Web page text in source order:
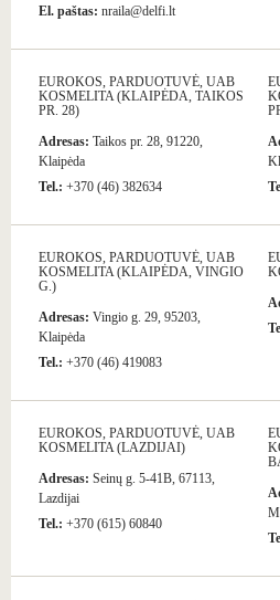
El. paštas: nraila@delfi.lt
EUROKOS, PARDUOTUVĖ, UAB
KOSMELITA (KLAIPĖDA, TAIKOS
PR. 28)
Adresas: Taikos pr. 28, 91220,
Klaipėda
Tel.: +370 (46) 382634
EUROKOS, PARDUOTUVĖ, UAB
KOSMELITA (KLAIPĖDA, VINGIO
G.)
Adresas: Vingio g. 29, 95203,
Klaipėda
Tel.: +370 (46) 419083
EUROKOS, PARDUOTUVĖ, UAB
KOSMELITA (LAZDIJAI)
Adresas: Seinų g. 5-41B, 67113,
Lazdijai
Tel.: +370 (615) 60840